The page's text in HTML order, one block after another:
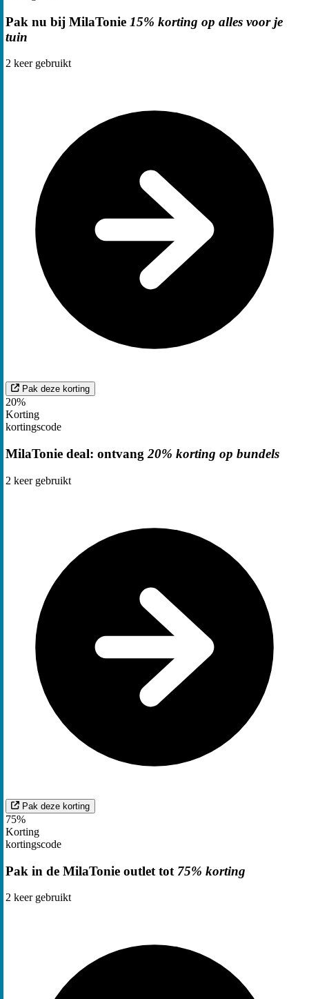
Pak nu bij MilaTonie 15% korting op alles voor je
tuin
2 keer gebruikt
Pak deze korting
20%
Korting
kortingscode
MilaTonie deal: ontvang 20% korting op bundels
2 keer gebruikt
Pak deze korting
75%
Korting
kortingscode
Pak in de MilaTonie outlet tot 75% korting
2 keer gebruikt